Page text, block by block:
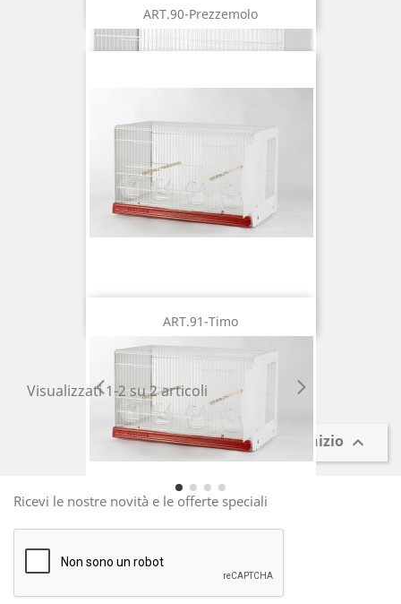
ART.90-Prezzemolo
ART.91-Timo
Visualizzati 1-2 su 2 articoli
Torna all'inizio 
Ricevi le nostre novità e le offerte speciali